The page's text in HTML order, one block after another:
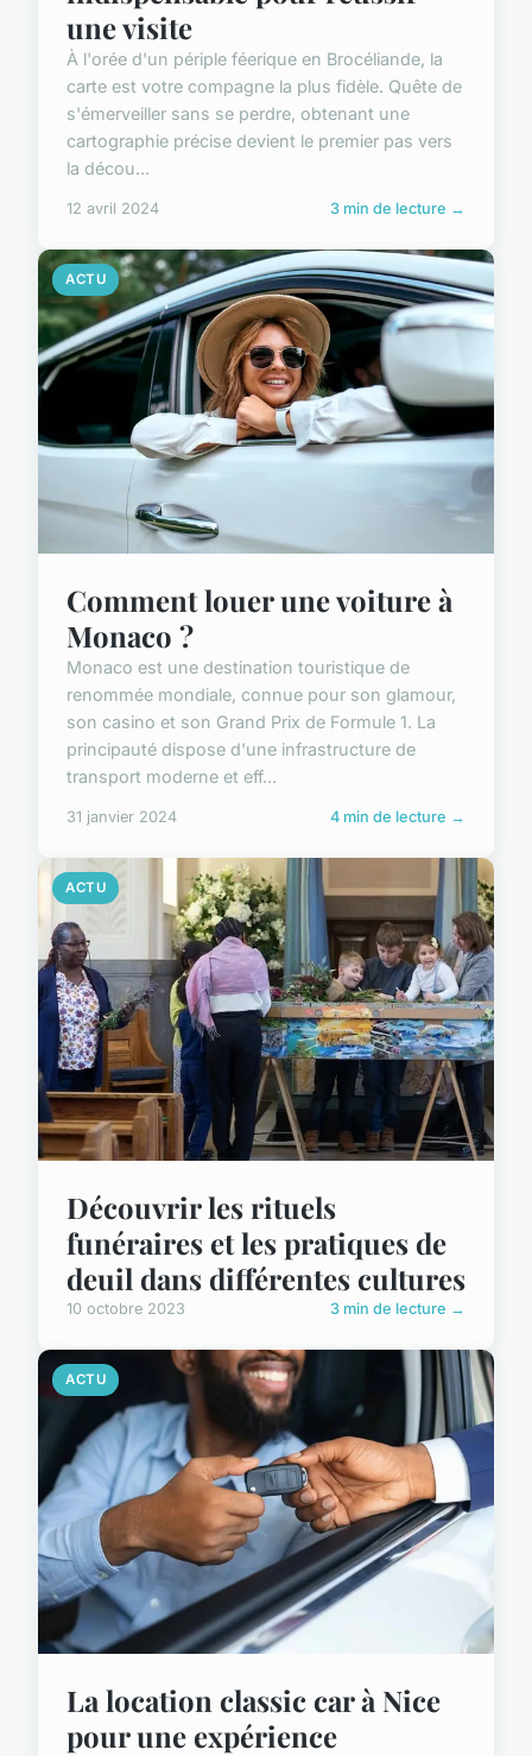
une visite
À l'orée d'un périple féerique en Brocéliande, la
carte est votre compagne la plus fidèle. Quête de
s'émerveiller sans se perdre, obtenant une
cartographie précise devient le premier pas vers
la décou...
12 avril 2024 3 min de lecture →
ACTU
Comment louer une voiture à
Monaco ?
Monaco est une destination touristique de
renommée mondiale, connue pour son glamour,
son casino et son Grand Prix de Formule 1. La
principauté dispose d'une infrastructure de
transport moderne et eff...
31 janvier 2024 4 min de lecture →
ACTU
Découvrir les rituels
funéraires et les pratiques de
deuil dans différentes cultures
10 octobre 2023 3 min de lecture →
ACTU
La location classic car à Nice
pour une expérience